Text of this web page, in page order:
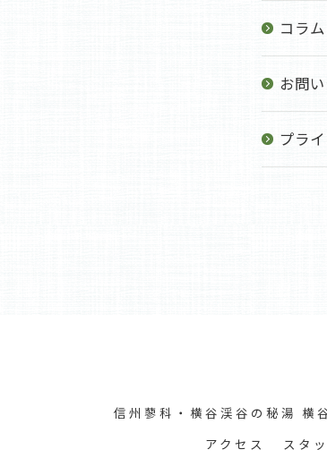
コラム
お問
プラ
信州蓼科・横谷渓谷の秘湯 横
アクセス
スタ